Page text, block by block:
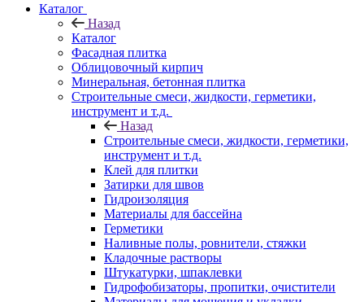
Каталог
Назад
Каталог
Фасадная плитка
Облицовочный кирпич
Минеральная, бетонная плитка
Строительные смеси, жидкости, герметики,
инструмент и т.д.
Назад
Строительные смеси, жидкости, герметики,
инструмент и т.д.
Клей для плитки
Затирки для швов
Гидроизоляция
Материалы для бассейна
Герметики
Наливные полы, ровнители, стяжки
Кладочные растворы
Штукатурки, шпаклевки
Гидрофобизаторы, пропитки, очистители